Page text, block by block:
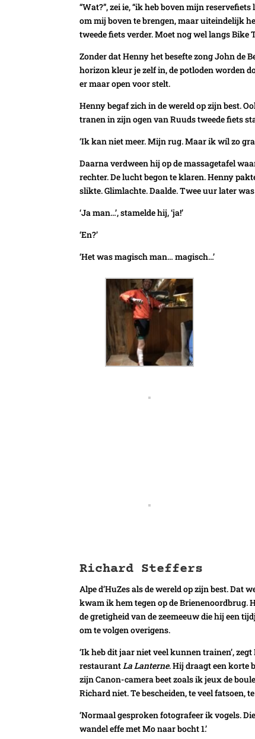
“Wat?”, zei ie, “ik heb boven mijn
om mij boven te brengen, maar uiteindelijk
tweede fiets verder. Moet nog wel langs Bike
Zonder dat Henny het besefte zong John de
horizon kleur je zelf in, de potloden worden
er maar open voor stelt.
Henny begaf zich in de wereld op zijn best.
tranen in zijn ogen van Ruuds tweede fiets
‘Ik kan niet meer. Mijn rug. Maar ik wíl zo
Daarna verdween hij op de massagetafel
rechter. De lucht begon te klaren. Henny
slikte. Glimlachte. Daalde. Twee uur later
‘Ja man…’, stamelde hij, ‘ja!’
‘En?’
‘Het was magisch man… magisch…’
Richard Steffers
Alpe d’HuZes als de wereld op zijn best. Dat
kwam ik hem tegen op de Brienenoordbrug.
de gretigheid van de zeemeeuw die hij een
om te volgen overigens.
‘Ik heb dit jaar niet veel kunnen trainen’,
restaurantLa Lanterne. Hij draagt een
zijn Canon-camera beet zoals ik jeux de
Richard niet. Te bescheiden, te veel fatsoen,
‘Normaal gesproken fotografeer ik vogels.
wandel effe met Mo naar bocht 1.’